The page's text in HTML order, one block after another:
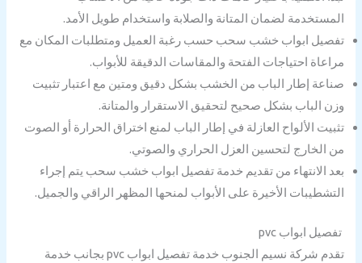
المستخدمة لضمان المتانة والصلابة واستخدام طويل الأمد.
تفصيل ابواب خشب سحب حسب رغبة العميل ومتطلبات المكان مع
مراعاة احتياجات الفتحة والمقاسات الدقيقة للأبواب.
صناعة إطار الباب من الخشب بشكل دقيق ومتين مع اعتبار تثبيت
وزن الباب بشكل صحيح لتحقيق الاستقرار والمتانة.
تثبيت الألواح العازلة في إطار الباب لمنع اختراق الحرارة أو الصوت
من الخارج لتحسين العزل الحراري والصوتي.
بعد الانتهاء من تقديم خدمة تفصيل ابواب خشب سحب يتم إجراء
التشطيبات الأخيرة على الأبواب لمنحها المظهر الراقي والجميل.
تفصيل ابواب pvc
تقدم شركة نسيم الجنوب خدمة تفصيل ابواب pvc بجانب خدمة